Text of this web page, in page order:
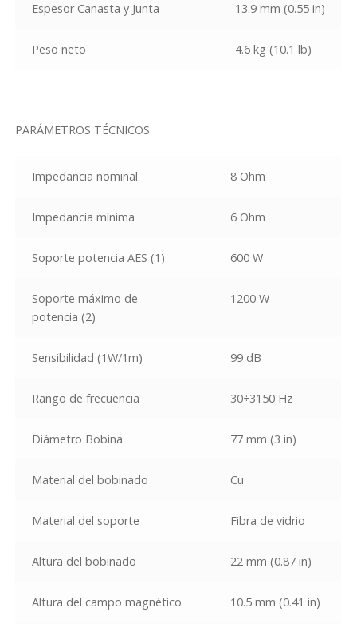
Espesor Canasta y Junta 13.9 mm (0.55 in)
Peso neto 4.6 kg (10.1 lb)
PARÁMETROS TÉCNICOS
Impedancia nominal 8 Ohm
Impedancia mínima 6 Ohm
Soporte potencia AES (1) 600 W
Soporte máximo de
potencia (2)
1200 W
Sensibilidad (1W/1m) 99 dB
Rango de frecuencia 30÷3150 Hz
Diámetro Bobina 77 mm (3 in)
Material del bobinado Cu
Material del soporte Fibra de vidrio
Altura del bobinado 22 mm (0.87 in)
Altura del campo magnético 10.5 mm (0.41 in)